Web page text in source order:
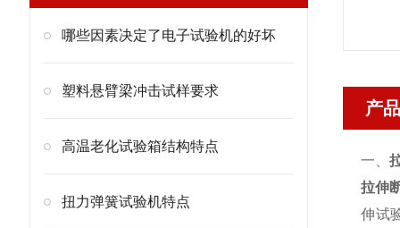
哪些因素决定了电子试验机的好坏
塑料悬臂梁冲击试样要求
高温老化试验箱结构特点
扭力弹簧试验机特点
产
一、
拉伸
伸试